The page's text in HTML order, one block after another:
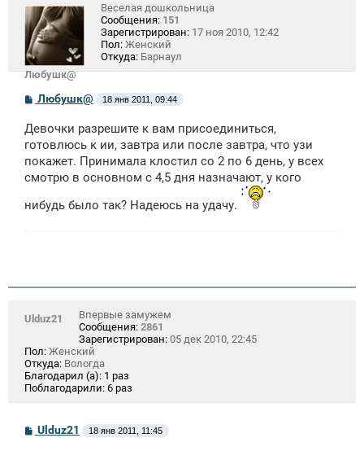
Любушк@
Веселая дошкольница
Сообщения: 151
Зарегистрирован: 17 ноя 2010, 12:42
Пол: Женский
Откуда: Барнаул
С
о
б
щ
н
и
Любушк@ 18 янв 2011, 09:44
Девочки разрешите к вам присоединиться,
готовлюсь к ии, завтра или после завтра, что узи
покажет. Принимала клостил со 2 по 6 день, у всех
смотрю в основном с 4,5 дня назначают, у кого
нибудь было так? Надеюсь на удачу.
Ulduz21
Впервые замужем
Сообщения: 2861
Зарегистрирован: 05 дек 2010, 22:45
Пол: Женский
Откуда: Вологда
Благодарил (а): 1 раз
Поблагодарили: 6 раз
С
о
Ulduz21 18 янв 2011, 11:45